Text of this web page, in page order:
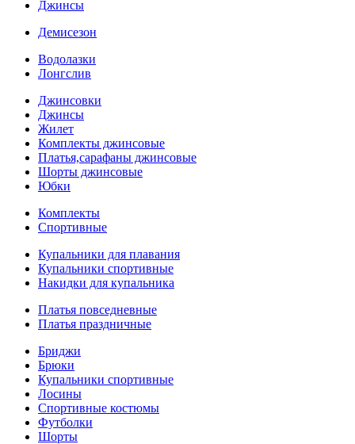
Джинсы
Демисезон
Водолазки
Лонгслив
Джинсовки
Джинсы
Жилет
Комплекты джинсовые
Платья,сарафаны джинсовые
Шорты джинсовые
Юбки
Комплекты
Спортивные
Купальники для плавания
Купальники спортивные
Накидки для купальника
Платья повседневные
Платья праздничные
Бриджи
Брюки
Купальники спортивные
Лосины
Спортивные костюмы
Футболки
Шорты